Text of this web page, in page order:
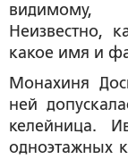
видимому,
Неизвестно,
какое имя и
Монахиня
ней
келейница.
одноэтажных